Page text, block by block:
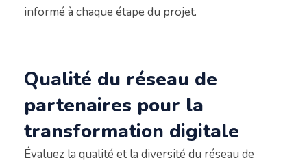
informé à chaque étape du projet.
Qualité du réseau de
partenaires pour la
transformation digitale
Évaluez la qualité et la diversité du réseau de